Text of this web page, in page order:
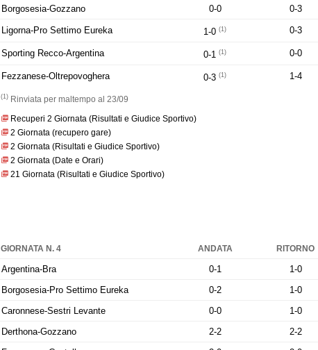
Borgosesia-Gozzano
0-0 0-3
Ligorna-Pro Settimo Eureka 1-0(1) 0-3
Sporting Recco-Argentina 0-1(1) 0-0
Fezzanese-Oltrepovoghera 0-3(1) 1-4
(1) Rinviata per maltempo al 23/09
Recuperi 2 Giornata (Risultati e Giudice Sportivo)
2 Giornata (recupero gare)
2 Giornata (Risultati e Giudice Sportivo)
2 Giornata (Date e Orari)
21 Giornata (Risultati e Giudice Sportivo)
GIORNATA N. 4 ANDATA RITORNO
Argentina-Bra 0-1
1-0
Borgosesia-Pro Settimo Eureka
0-2
1-0
Caronnese-Sestri Levante
0-0
1-0
Derthona-Gozzano
2-2
2-2